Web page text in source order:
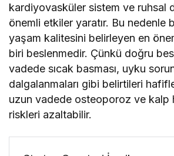
kardiyovasküler sistem ve ruhsal
önemli etkiler yaratır. Bu nedenle
yaşam kalitesini belirleyen en
biri beslenmedir. Çünkü doğru
vadede sıcak basması, uyku
dalgalanmaları gibi belirtileri
uzun vadede osteoporoz ve kalp
riskleri azaltabilir.